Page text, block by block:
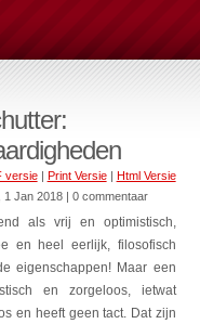
versie| Print Versie| Html Versie
1 Jan 2018 | 0 commentaar
als vrij en optimistisch,
en heel eerlijk, filosofisch
eigenschappen! Maar een
en zorgeloos, ietwat
en heeft geen tact. Dat zijn